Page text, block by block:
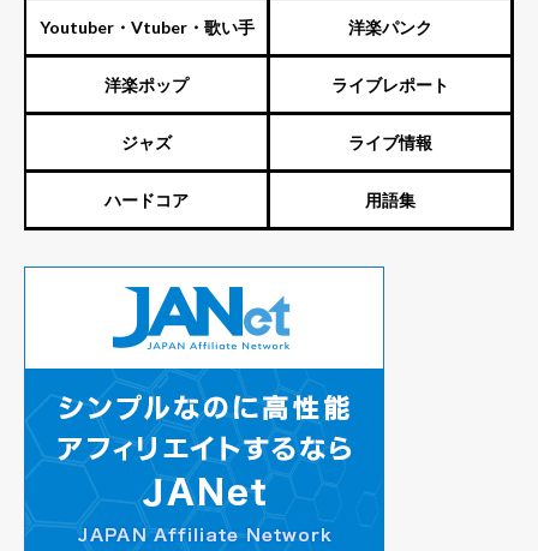
Youtuber・Vtuber・歌い手 洋楽パンク
洋楽ポップ ライブレポート
ジャズ ライブ情報
ハードコア 用語集